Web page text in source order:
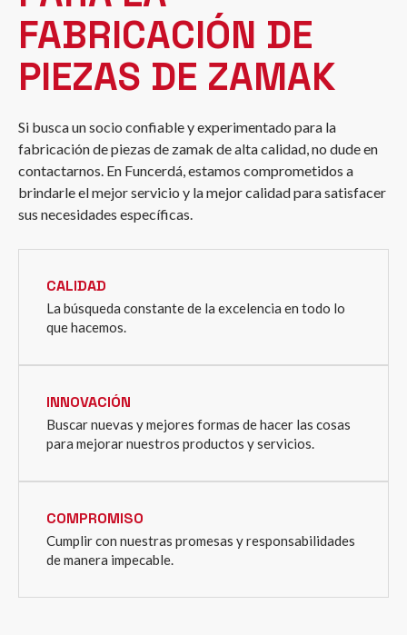
FABRICACIÓN DE
PIEZAS DE ZAMAK
Si busca un socio confiable y experimentado para la
fabricación de piezas de zamak de alta calidad, no dude en
contactarnos. En Funcerdá, estamos comprometidos a
brindarle el mejor servicio y la mejor calidad para satisfacer
sus necesidades específicas.
CALIDAD
La búsqueda constante de la excelencia en todo lo
que hacemos.
INNOVACIÓN
Buscar nuevas y mejores formas de hacer las cosas
para mejorar nuestros productos y servicios.
COMPROMISO
Cumplir con nuestras promesas y responsabilidades
de manera impecable.